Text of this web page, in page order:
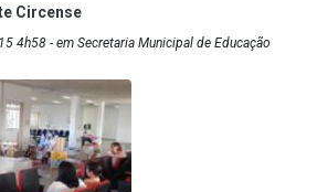
Circense
4h58 - em Secretaria Municipal de Educação